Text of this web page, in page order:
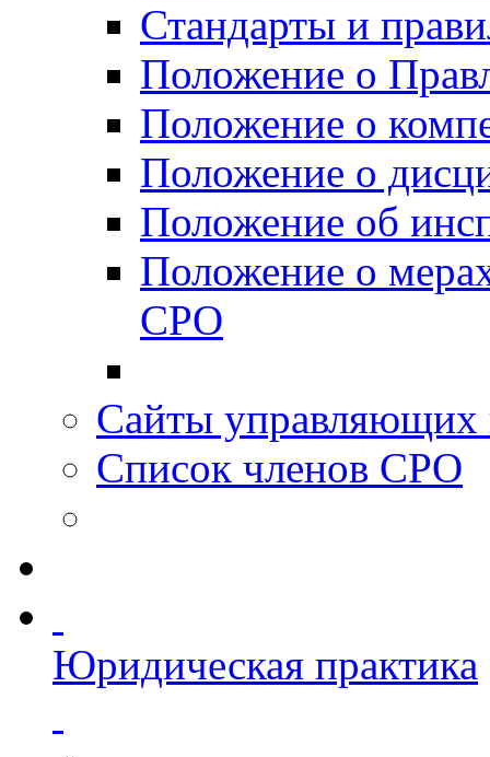
Стандарты и
Положение о
Положение о
Положение о
Положение об
Положение о
СРО
Сайты
Список членов СРО
Юридическая практика